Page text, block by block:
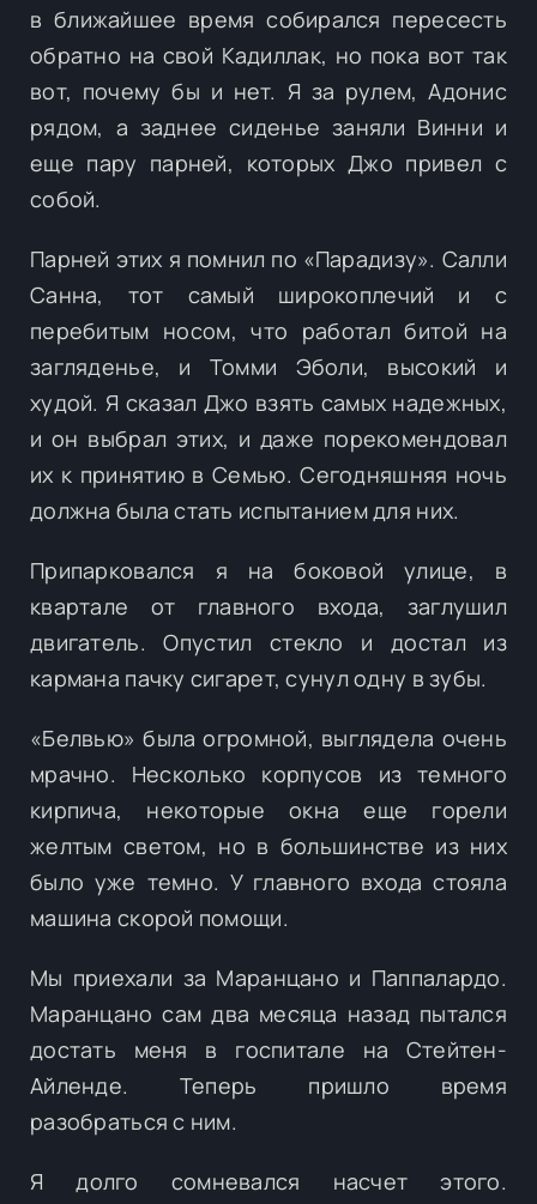
в ближайшее время собирался пересесть
обратно на свой Кадиллак, но пока вот так
вот, почему бы и нет. Я за рулем, Адонис
рядом, а заднее сиденье заняли Винни и
еще пару парней, которых Джо привел с
собой.
Парней этих я помнил по «Парадизу». Салли
Санна, тот самый широкоплечий и с
перебитым носом, что работал битой на
загляденье, и Томми Эболи, высокий и
худой. Я сказал Джо взять самых надежных,
и он выбрал этих, и даже порекомендовал
их к принятию в Семью. Сегодняшняя ночь
должна была стать испытанием для них.
Припарковался я на боковой улице, в
квартале от главного входа, заглушил
двигатель. Опустил стекло и достал из
кармана пачку сигарет, сунул одну в зубы.
«Белвью» была огромной, выглядела очень
мрачно. Несколько корпусов из темного
кирпича, некоторые окна еще горели
желтым светом, но в большинстве из них
было уже темно. У главного входа стояла
машина скорой помощи.
Мы приехали за Маранцано и Паппалардо.
Маранцано сам два месяца назад пытался
достать меня в госпитале на Стейтен-
Айленде. Теперь пришло время
разобраться с ним.
Я долго сомневался насчет этого.